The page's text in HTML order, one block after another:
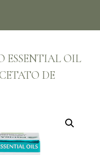
ESSENTIAL OIL
DE